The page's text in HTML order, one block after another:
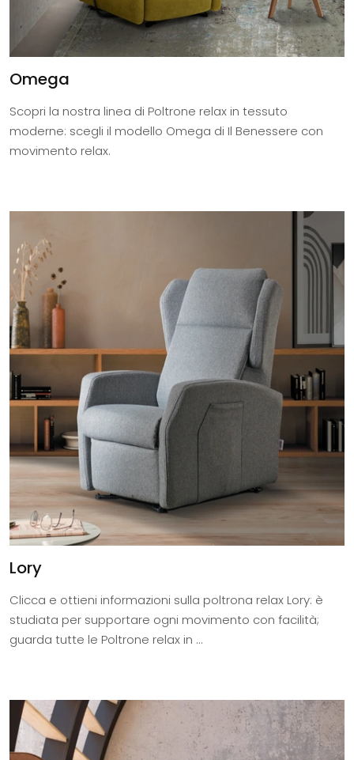
Omega
Scopri la nostra linea di Poltrone relax in tessuto
moderne: scegli il modello Omega di Il Benessere con
movimento relax.
Lory
Clicca e ottieni informazioni sulla poltrona relax Lory: è
studiata per supportare ogni movimento con facilità;
guarda tutte le Poltrone relax in ...